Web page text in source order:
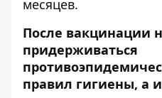
месяцев.
После вакцинации
придерживаться
правил гигиены, а